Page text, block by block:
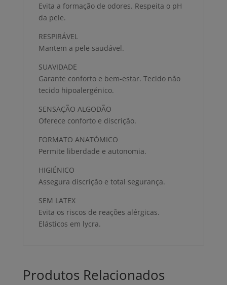
Evita a formação de odores. Respeita o pH
da pele.
RESPIRÁVEL
Mantem a pele saudável.
SUAVIDADE
Garante conforto e bem-estar. Tecido não
tecido hipoalergénico.
SENSAÇÃO ALGODÃO
Oferece conforto e discrição.
FORMATO ANATÓMICO
Permite liberdade e autonomia.
HIGIÉNICO
Assegura discrição e total segurança.
SEM LATEX
Evita os riscos de reações alérgicas.
Elásticos em lycra.
Produtos Relacionados